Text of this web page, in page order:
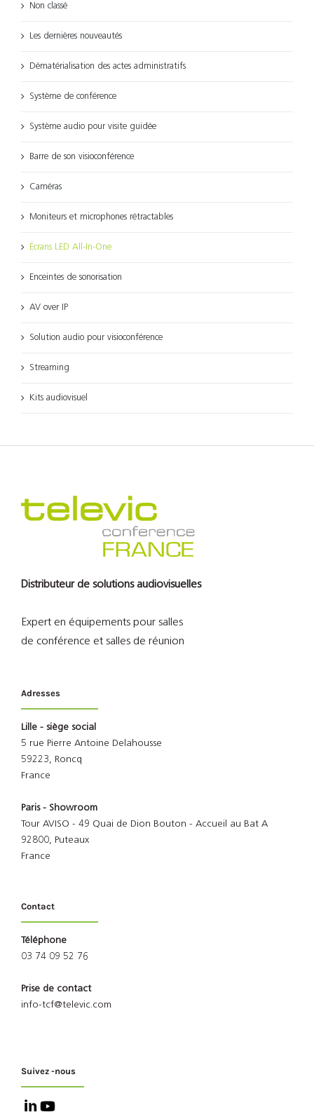
Non classé
Les dernières nouveautés
Dématérialisation des actes administratifs
Système de conférence
Système audio pour visite guidée
Barre de son visioconférence
Caméras
Moniteurs et microphones rétractables
Écrans LED All-In-One
Enceintes de sonorisation
AV over IP
Solution audio pour visioconférence
Streaming
Kits audiovisuel
Distributeur de solutions audiovisuelles
Expert en équipements pour salles
de conférence et salles de réunion
Adresses
Lille - siège social
5 rue Pierre Antoine Delahousse
59223, Roncq
France
Paris - Showroom
Tour AVISO - 49 Quai de Dion Bouton - Accueil au Bat A
92800, Puteaux
France
Contact
Téléphone
03 74 09 52 76
Prise de contact
info-tcf@televic.com
Suivez -nous